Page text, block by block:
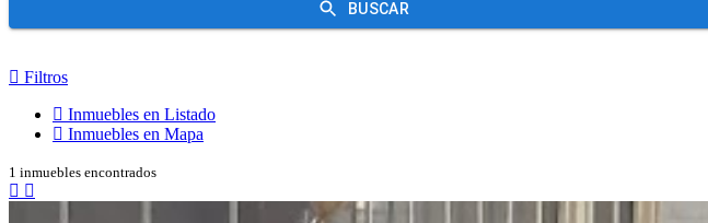
Filtros
Inmuebles en Listado
Inmuebles en Mapa
1 inmuebles encontrados